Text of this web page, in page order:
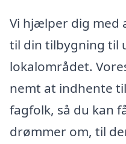
Vi hjælper dig med
til din tilbygning til
lokalområdet.
nemt at indhente
fagfolk, så du kan
drømmer om, til